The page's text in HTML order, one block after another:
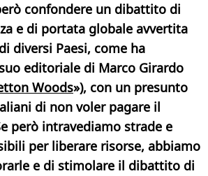
confondere un dibattito di
e di portata globale avvertita
diversi Paesi, come ha
editoriale di Marco Girardo
Woods»), con un presunto
di non voler pagare il
però intravediamo strade e
per liberare risorse, abbiamo
e di stimolare il dibattito di